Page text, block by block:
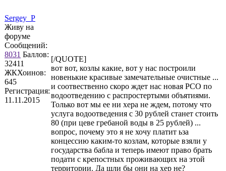
Sergey_P
Живу на
форуме
Сообщений:
8031 Баллов:
32411
ЖКХоинов:
645
Регистрация:
11.11.2015
[/QUOTE]
вот вот, козлы какие, вот у нас построили
новенькие красивые замечательные очистные ...
и соотвественно скоро ждет нас новая РСО по
водоотведению с распростертыми объятиями.
Только вот мы ее ни хера не ждем, потому что
услуга водоотведения с 30 рублей станет стоить
80 (при цеве гребаной воды в 25 рублей) ...
вопрос, почему это я не хочу платит ьза
концессию каким-то козлам, которые взяли у
государства бабла и теперь имеют право брать
подати с крепостных проживающих на этой
территории. Да шли бы они на хер не?